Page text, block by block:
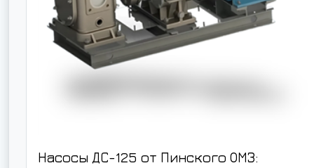
Насосы ДС-125 от Пинского ОМЗ: